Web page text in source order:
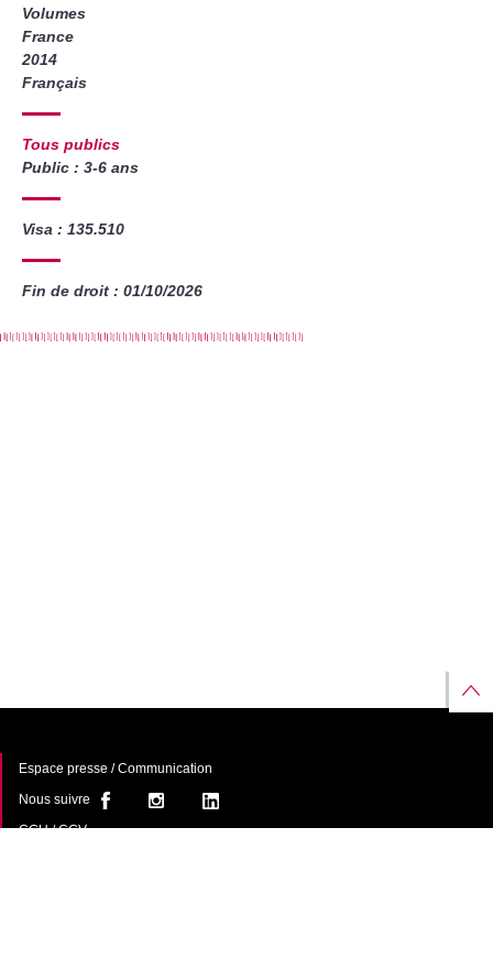
Volumes
France
2014
Français
Tous publics
Public : 3-6 ans
Visa : 135.510
Fin de droit : 01/10/2026
Espace presse / Communication
Nous suivre
CGU / CGV